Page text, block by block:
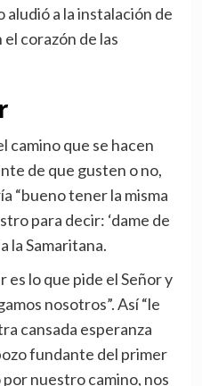
aludió a la instalación de
el corazón de las
camino que se hacen
de que gusten o no,
“bueno tener la misma
para decir: ‘dame de
la Samaritana.
es lo que pide el Señor y
nosotros”. Así “le
cansada esperanza
fundante del primer
por nuestro camino, nos